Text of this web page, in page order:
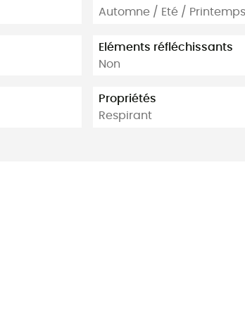
Automne / Eté / Printemps
Eléments réfléchissants
Non
Propriétés
Respirant